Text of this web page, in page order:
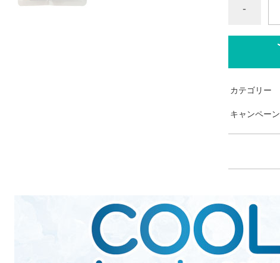
-
カテゴリー
キャンペーン